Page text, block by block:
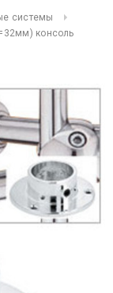
системы
консоль